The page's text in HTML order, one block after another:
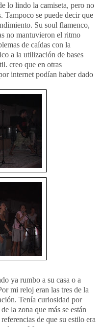
lo lindo la camiseta, pero no
Tampoco se puede decir que
Su soul flamenco,
no mantuvieron el ritmo
de caídas con la
a la utilización de bases
creo que en otras
internet podían haber dado
ya rumbo a su casa o a
mi reloj eran las tres de la
Tenía curiosidad por
la zona que más se están
de que su estilo era